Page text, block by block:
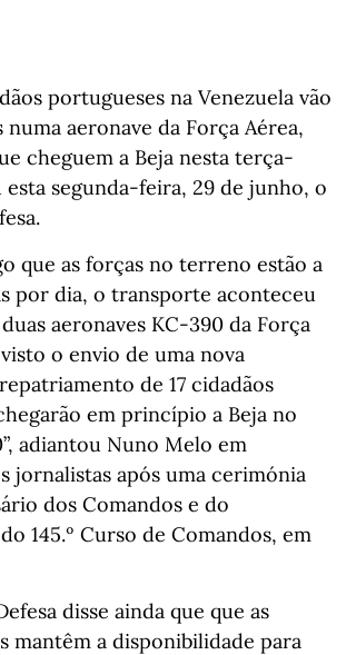
portugueses na Venezuela vão
aeronave da Força Aérea,
cheguem a Beja nesta terça-
segunda-feira, 29 de junho, o
que as forças no terreno estão a
por dia, o transporte aconteceu
aeronaves KC-390 da Força
o envio de uma nova
de 17 cidadãos
em princípio a Beja no
adiantou Nuno Melo em
jornalistas após uma cerimónia
dos Comandos e do
145.º Curso de Comandos, em
disse ainda que que as
mantêm a disponibilidade para